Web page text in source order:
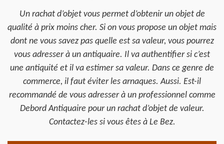
Un rachat d’objet vous permet d’obtenir un objet de
qualité à prix moins cher. Si on vous propose un objet mais
dont ne vous savez pas quelle est sa valeur, vous pourrez
vous adresser à un antiquaire. Il va authentifier si c’est
une antiquité et il va estimer sa valeur. Dans ce genre de
commerce, il faut éviter les arnaques. Aussi. Est-il
recommandé de vous adresser à un professionnel comme
Debord Antiquaire pour un rachat d’objet de valeur.
Contactez-les si vous êtes à Le Bez.